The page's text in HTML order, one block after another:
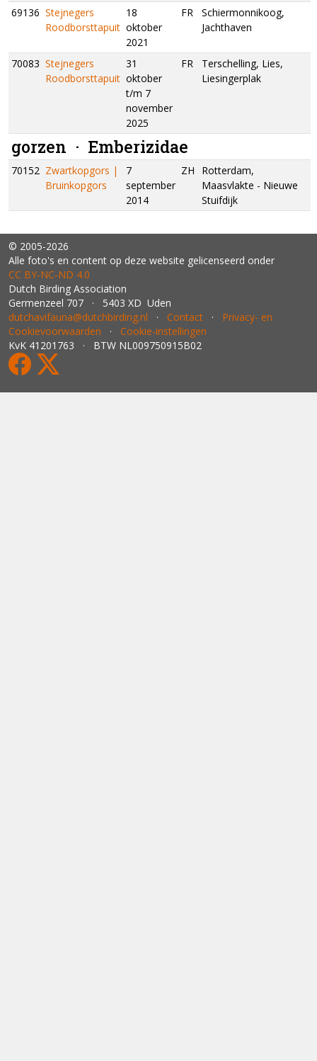
69136 Stejnegers
Roodborsttapuit
18
oktober
2021
FR
Schiermonnikoog,
Jachthaven
70083 Stejnegers
Roodborsttapuit
31
oktober
t/m 7
november
2025
FR
Terschelling, Lies,
Liesingerplak
gorzen · Emberizidae
70152 Zwartkopgors |
Bruinkopgors
7
september
2014
ZH
Rotterdam,
Maasvlakte - Nieuwe
Stuifdijk
© 2005-2026
Alle foto's en content op deze website gelicenseerd onder
CC BY‑NC‑ND 4.0
Dutch Birding Association
Germenzeel 707 · 5403 XD Uden
dutchavifauna@dutchbirding.nl · Contact · Privacy- en
Cookievoorwaarden · Cookie-instellingen
KvK 41201763 · BTW NL009750915B02